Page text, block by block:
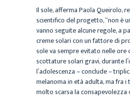
Il sole, afferma Paola Queirolo,
scientifico del progetto, “non è
vanno seguite alcune regole, a
creme solari con un fattore di
sole va sempre evitato nelle ore
scottature solari gravi, durante
l’adolescenza – conclude –
melanoma in età adulta, ma fra i
molto scarsa la consapevolezza